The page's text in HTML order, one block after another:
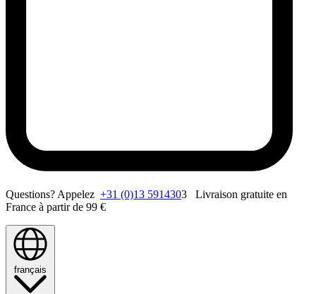
Questions? Appelez +31 (0)13 5914303 Livraison gratuite en
France à partir de 99 €
français